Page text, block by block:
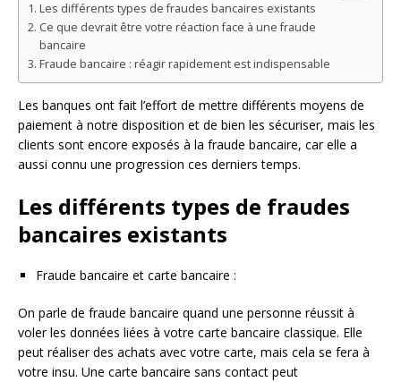
Les différents types de fraudes bancaires existants
Ce que devrait être votre réaction face à une fraude
bancaire
Fraude bancaire : réagir rapidement est indispensable
Les banques ont fait l’effort de mettre différents moyens de
paiement à notre disposition et de bien les sécuriser, mais les
clients sont encore exposés à la fraude bancaire, car elle a
aussi connu une progression ces derniers temps.
Les différents types de fraudes
bancaires existants
Fraude bancaire et carte bancaire :
On parle de fraude bancaire quand une personne réussit à
voler les données liées à votre carte bancaire classique. Elle
peut réaliser des achats avec votre carte, mais cela se fera à
votre insu. Une carte bancaire sans contact peut